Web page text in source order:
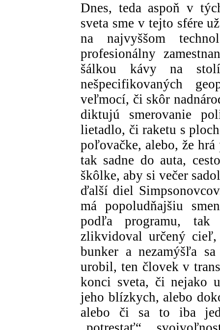
Dnes, teda aspoň v
sveta sme v tejto sfére
na najvyššom
profesionálny
šálkou kávy na
nešpecifikovaných
veľmocí, či skôr
diktujú smerovanie
lietadlo, či raketu s
poľovačke, alebo, že
tak sadne do auta,
škôlke, aby si večer
ďalší diel
má popoludňajšiu
podľa programu,
zlikvidoval určený
bunker a nezamýšľa
urobil, ten človek v
konci sveta, či nejako
jeho blízkych, alebo
alebo či sa to iba